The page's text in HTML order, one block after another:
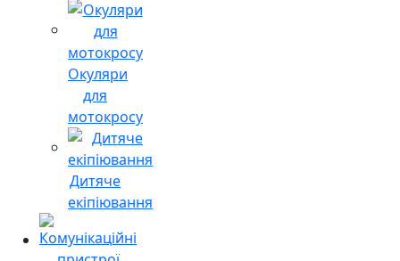
Окуляри
для
мотокросу
Дитяче
екіпіювання